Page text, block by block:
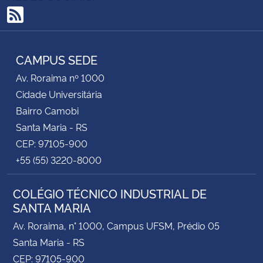
Secretaria de Governo
Gabinete de Segurança Institucional
RSS
CAMPUS SEDE
Av. Roraima nº 1000
Cidade Universitária
Bairro Camobi
Santa Maria - RS
CEP: 97105-900
+55 (55) 3220-8000
COLÉGIO TÉCNICO INDUSTRIAL DE
SANTA MARIA
Av. Roraima, n° 1000, Campus UFSM, Prédio 05
Santa Maria - RS
CEP: 97105-900